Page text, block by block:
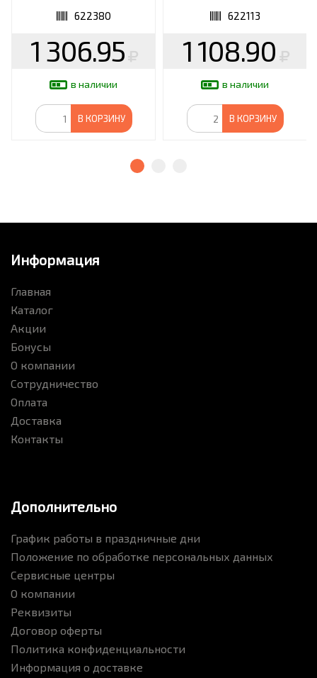
622380
1 306.95
в наличии
В КОРЗИНУ
622113
1 108.90
в наличии
В КОРЗИНУ
Информация
Главная
Каталог
Акции
Бонусы
О компании
Сотрудничество
Оплата
Доставка
Контакты
Дополнительно
График работы в праздничные дни
Положение по обработке персональных данных
Сервисные центры
О компании
Реквизиты
Договор оферты
Политика конфиденциальности
Информация о доставке